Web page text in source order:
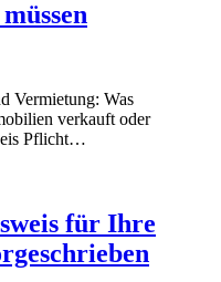
Vermietung: Was
verkauft oder
Pflicht…
für Ihre